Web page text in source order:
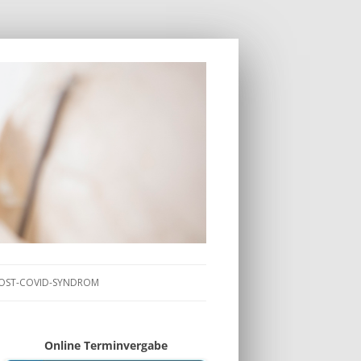
COVID-SYNDROM
Online Terminvergabe